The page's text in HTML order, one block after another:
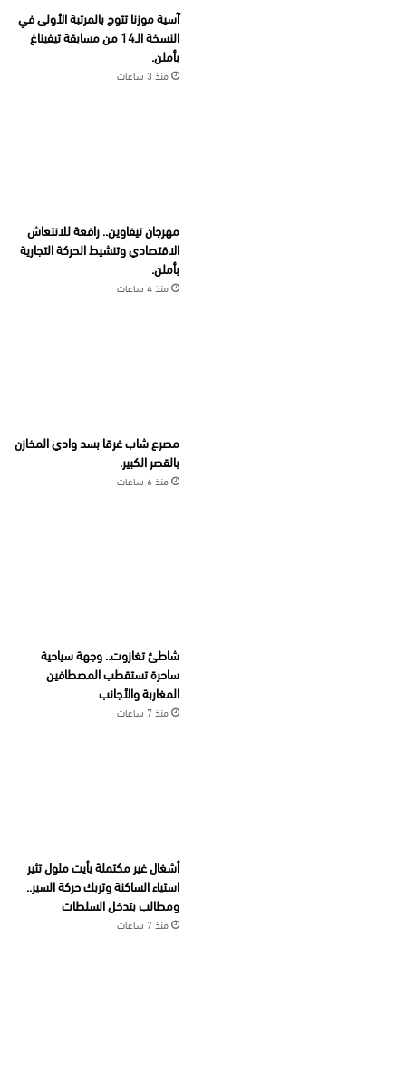
آسية موزنا تتوج بالمرتبة الأولى في
النسخة الـ14 من مسابقة تيفيناغ
بأملن.
منذ 3 ساعات
مهرجان تيفاوين.. رافعة للانتعاش
الاقتصادي وتنشيط الحركة التجارية
بأملن.
منذ 4 ساعات
مصرع شاب غرقا بسد وادي المخازن
بالقصر الكبير.
منذ 6 ساعات
شاطئ تغازوت.. وجهة سياحية
ساحرة تستقطب المصطافين
المغاربة والأجانب
منذ 7 ساعات
أشغال غير مكتملة بأيت ملول تثير
استياء الساكنة وتربك حركة السير..
ومطالب بتدخل السلطات
منذ 7 ساعات